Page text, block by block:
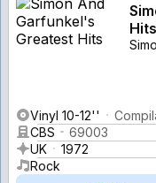
Hits
Vinyl 10-12''
CBS
69003
UK
1972
Rock